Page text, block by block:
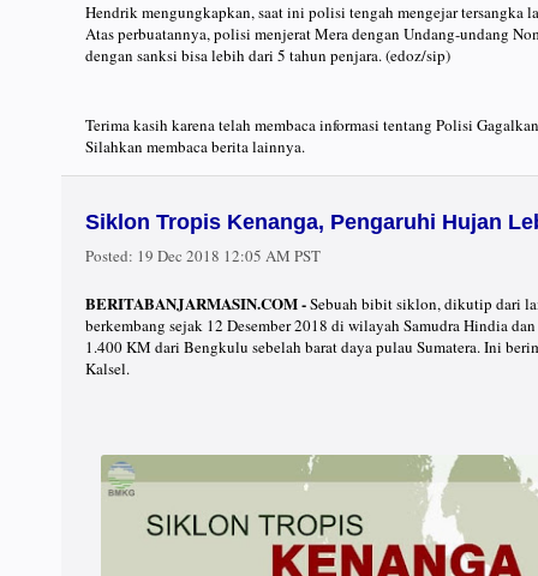
Hendrik mengungkapkan, saat ini polisi tengah mengejar tersangka
Atas perbuatannya, polisi menjerat Mera dengan Undang-undang
dengan sanksi bisa lebih dari 5 tahun penjara. (edoz/sip)
Terima kasih karena telah membaca informasi tentang Polisi
Silahkan membaca berita lainnya.
Siklon Tropis Kenanga, Pengaruhi Hujan
Posted: 19 Dec 2018 12:05 AM PST
BERITABANJARMASIN.COM-Sebuah bibit siklon, dikutip dari
berkembang sejak 12 Desember 2018 di wilayah Samudra Hindia
1.400 KM dari Bengkulu sebelah barat daya pulau Sumatera. Ini
Kalsel.